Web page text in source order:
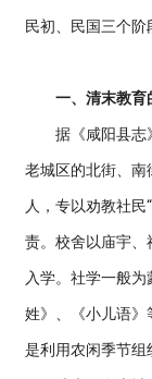
民初、民国三个阶
一、清末教育
据《咸阳县志》
老城区的北街、南
人，专以劝教社民
责。校舍以庙宇、
入学。社学一般
姓》、《小儿语》
是利用农闲季节组